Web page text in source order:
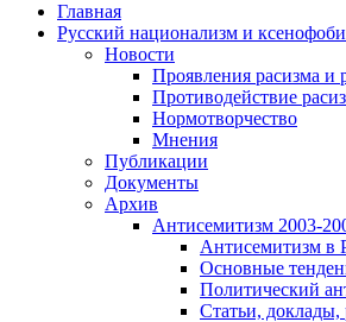
Главная
Русский национализм и
Новости
Проявления расизма и
Противодействие
Нормотворчество
Мнения
Публикации
Документы
Архив
Антисемитизм 2003-
Антисемитизм в
Основные
Политический
Статьи, доклады,